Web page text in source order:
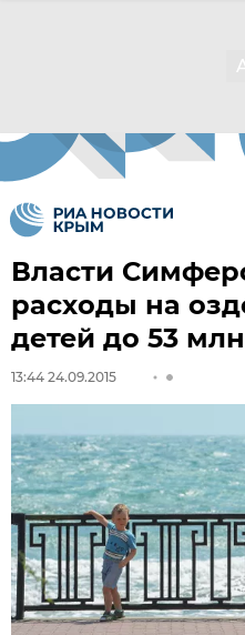
Власти
расходы на
детей до 53 млн
13:44 24.09.2015